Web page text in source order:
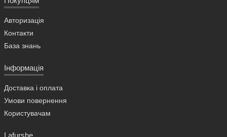
Авторизація
Контакти
База знань
Інформація
Доставка і оплата
Умови повернення
Користувачам
Lafurshe